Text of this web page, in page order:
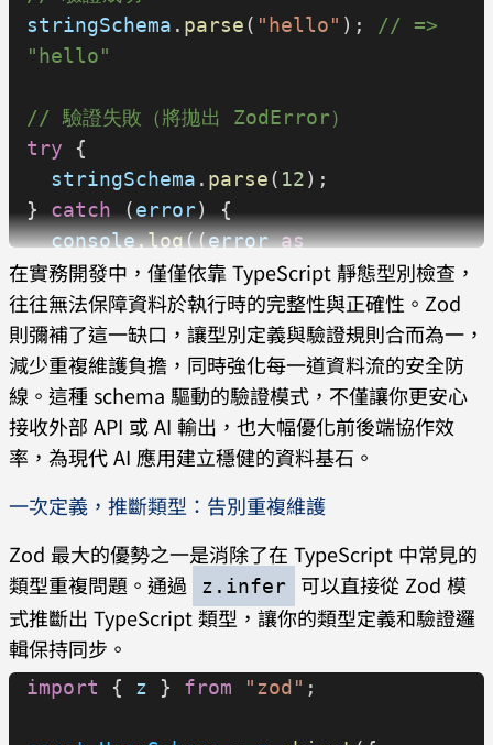
stringSchema . parse( "hello" ); // =>
"hello"
// 驗證失敗（將拋出 ZodError）
try {
  stringSchema
. parse( 12);
} catch (error) {
  console
.log((error as
z.ZodError ).errors);
  // [
  //   {
  //     code: 'invalid_type',
  //     expected: 'string',
  //     received: 'number',
  //     path: [],
received number'
  //   }
  // ]
}
// 安全驗證（不拋出錯誤）
const
result
在實務開發中，僅僅依靠 TypeScript 靜態型別檢查，
往往無法保障資料於執行時的完整性與正確性。Zod
則彌補了這一缺口，讓型別定義與驗證規則合而為一，
減少重複維護負擔，同時強化每一道資料流的安全防
線。這種 schema 驅動的驗證模式，不僅讓你更安心
接收外部 API 或 AI 輸出，也大幅優化前後端協作效
率，為現代 AI 應用建立穩健的資料基石。
一次定義，推斷類型：告別重複維護
Zod 最大的優勢之一是消除了在 TypeScript 中常見的
類型重複問題。通過
z.infer
可以直接從 Zod 模
式推斷出 TypeScript 類型，讓你的類型定義和驗證邏
輯保持同步。
import { z } from "zod" ;